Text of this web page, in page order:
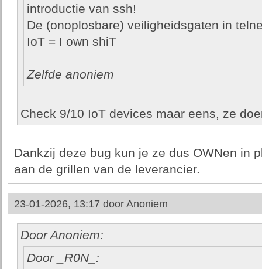
introductie van ssh!
De (onoplosbare) veiligheidsgaten in
IoT = I own shiT
Zelfde anoniem
Check 9/10 IoT devices maar eens, ze
Dankzij deze bug kun je ze dus OWNen in
aan de grillen van de leverancier.
23-01-2026, 13:17 door Anoniem
Door Anoniem:
Door _R0N_: